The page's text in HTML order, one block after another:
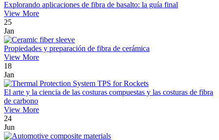
Explorando aplicaciones de fibra de basalto: la guía final
View More
25
Jan
Propiedades y preparación de fibra de cerámica
View More
18
Jan
El arte y la ciencia de las costuras compuestas y las costuras de fibra
de carbono
View More
24
Jun